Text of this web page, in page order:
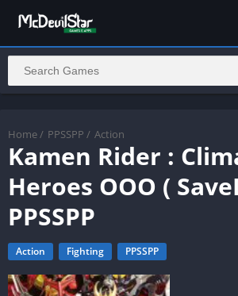
Home / PPSSPP / Action
Kamen Rider :
Heroes OOO (
PPSSPP
Action Fighting PPSSPP